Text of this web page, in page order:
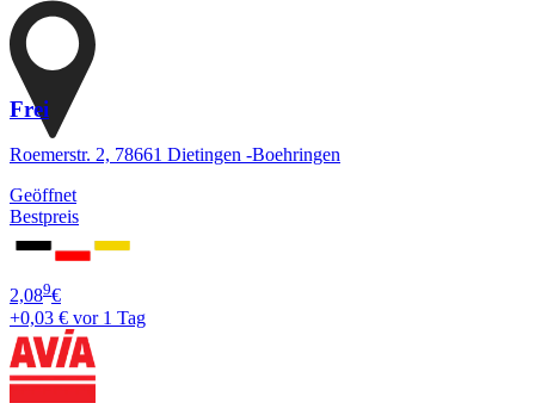
Frei
Roemerstr. 2, 78661 Dietingen -Boehringen
Geöffnet
Bestpreis
2,089€
+0,03 € vor 1 Tag